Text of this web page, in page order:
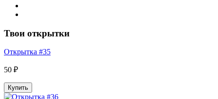
Твои открытки
Открытка #35
50 ₽
Купить